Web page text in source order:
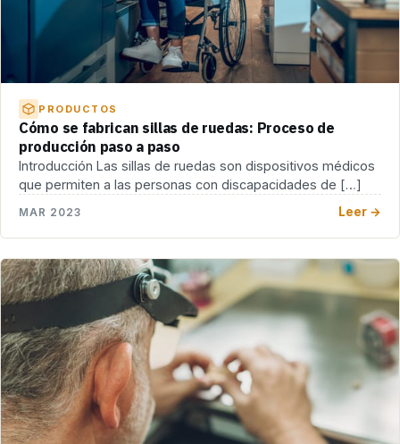
PRODUCTOS
Cómo se fabrican sillas de ruedas: Proceso de
producción paso a paso
Introducción Las sillas de ruedas son dispositivos médicos
que permiten a las personas con discapacidades de […]
MAR 2023 Leer →